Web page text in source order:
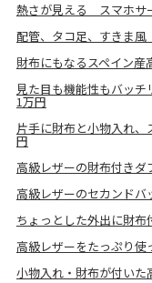
熱さが見える スマホサ
配管、タコ足、すきま
財布にもなるスペイン
見た目も機能性もバッ
1万円
片手に財布と小物入れ
円
高級レザーの財布付き
高級レザーのセカンド
ちょっとした外出に財
高級レザーをたっぷり
小物入れ・財布が付いた